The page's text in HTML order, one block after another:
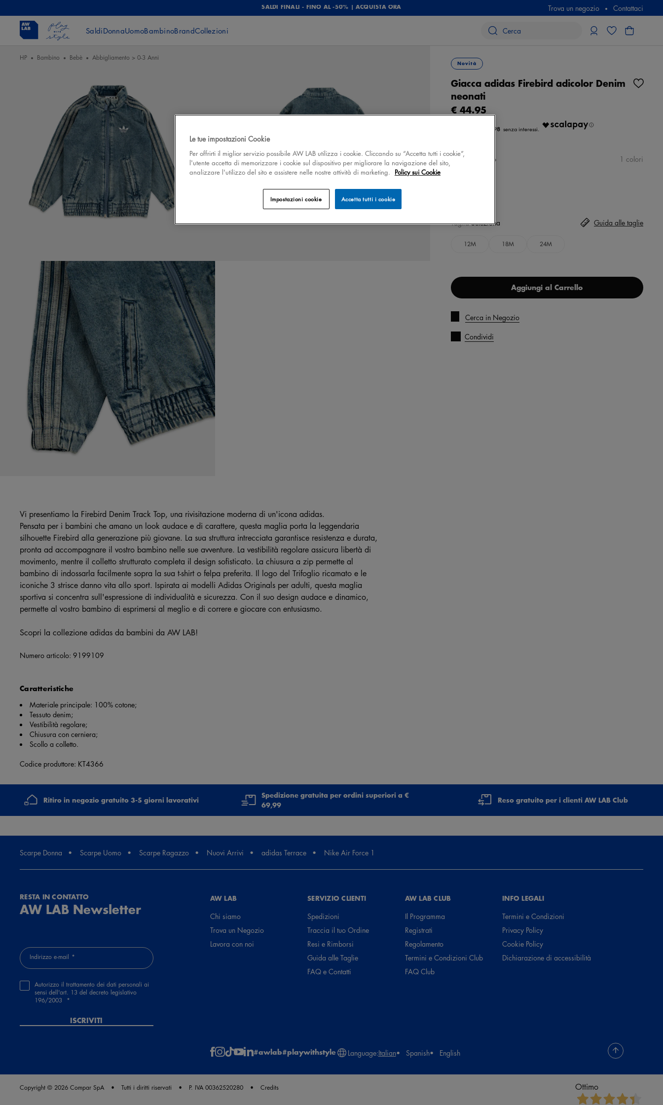
SALDI FINALI - FINO AL -50% | ACQUISTA ORA Trova un negozio Contattaci
SaldiDonnaUomoBambinoBrandCollezioni
HP Bambino Bebè Abbigliamento > 0-3 Anni
Vi presentiamo la Firebird Denim Track Top, una rivisitazione moderna di un'icona adidas.
Pensata per i bambini che amano un look audace e di carattere, questa maglia porta la leggendaria
silhouette Firebird alla generazione più giovane. La sua struttura intrecciata garantisce resistenza e durata,
pronta ad accompagnare il vostro bambino nelle sue avventure. La vestibilità regolare assicura libertà di
movimento, mentre il colletto strutturato completa il design sofisticato. La chiusura a zip permette al
bambino di indossarla facilmente sopra la sua t-shirt o felpa preferita. Il logo del Trifoglio ricamato e le
iconiche 3 strisce danno vita allo sport. Ispirata ai modelli Adidas Originals per adulti, questa maglia
sportiva si concentra sull'espressione di individualità e sicurezza. Con il suo design audace e dinamico,
permette al vostro bambino di esprimersi al meglio e di correre e giocare con entusiasmo.
Scopri la collezione adidas da bambini da AW LAB!
Numero articolo: 9199109
Caratteristiche
Materiale principale: 100% cotone;
Tessuto denim;
Vestibilità regolare;
Chiusura con cerniera;
Scollo a colletto.
Codice produttore: KT4366
Novità
Giacca adidas Firebird adicolor Denim
neonati
€ 44.95
€ 14.98
Colore azzurro 1 colori
Taglia Seleziona
12M 18M 24M
Guida alle taglie
Aggiungi al Carrello
Cerca in Negozio
Condividi
Ritiro in negozio gratuito 3-5 giorni lavorativi
Spedizione gratuita per ordini superiori a €
69,99
Reso gratuito per i clienti AW LAB Club
Scarpe Donna Scarpe Uomo Scarpe Ragazzo Nuovi Arrivi adidas Terrace Nike Air Force 1
RESTA IN CONTATTO
AW LAB Newsletter
Indirizzo e-mail
Autorizzo il trattamento dei dati personali ai
sensi dell'art. 13 del decreto legislativo
196/2003
ISCRIVITI
AW LAB
Chi siamo
Trova un Negozio
Lavora con noi
SERVIZIO CLIENTI
Spedizioni
Traccia il tuo Ordine
Resi e Rimborsi
Guida alle Taglie
FAQ e Contatti
AW LAB CLUB
Il Programma
Registrati
Regolamento
Termini e Condizioni Club
FAQ Club
INFO LEGALI
Termini e Condizioni
Privacy Policy
Cookie Policy
Dichiarazione di accessibilità
#awlab#playwithstyle Language:Italian Spanish English
Copyright © 2026 Compar SpA Tutti i diritti riservati P. IVA 00362520280 Credits Ottimo
Le tue impostazioni Cookie
Per offrirti il miglior servizio possibile AW LAB utilizza i cookie. Cliccando su “Accetta tutti i cookie”,
l'utente accetta di memorizzare i cookie sul dispositivo per migliorare la navigazione del sito,
analizzare l'utilizzo del sito e assistere nelle nostre attività di marketing. Policy sui Cookie
Accetta tutti i cookie
Impostazioni cookie